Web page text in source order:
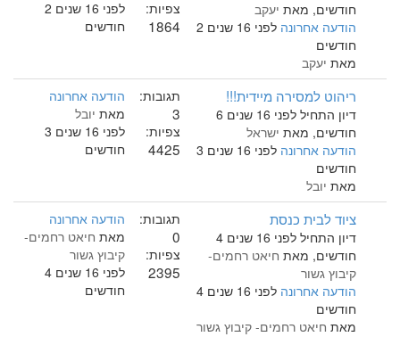
חודשים, מאת יעקב
הודעה אחרונה
לפני 16 שנים 2
חודשים
מאת יעקב
צפיות:
1864
לפני 16 שנים 2
חודשים
ריהוט למסירה מיידית!!!
דיון התחיל לפני 16 שנים 6
חודשים, מאת ישראל
הודעה אחרונה
לפני 16 שנים 3
חודשים
מאת יובל
תגובות:
3
צפיות:
4425
הודעה אחרונה
מאת יובל
לפני 16 שנים 3
חודשים
ציוד לבית כנסת
דיון התחיל לפני 16 שנים 4
חודשים, מאת חיאט רחמים-
קיבוץ גשור
הודעה אחרונה
לפני 16 שנים 4
חודשים
מאת חיאט רחמים- קיבוץ גשור
תגובות:
0
צפיות:
2395
הודעה אחרונה
מאת חיאט רחמים-
קיבוץ גשור
לפני 16 שנים 4
חודשים